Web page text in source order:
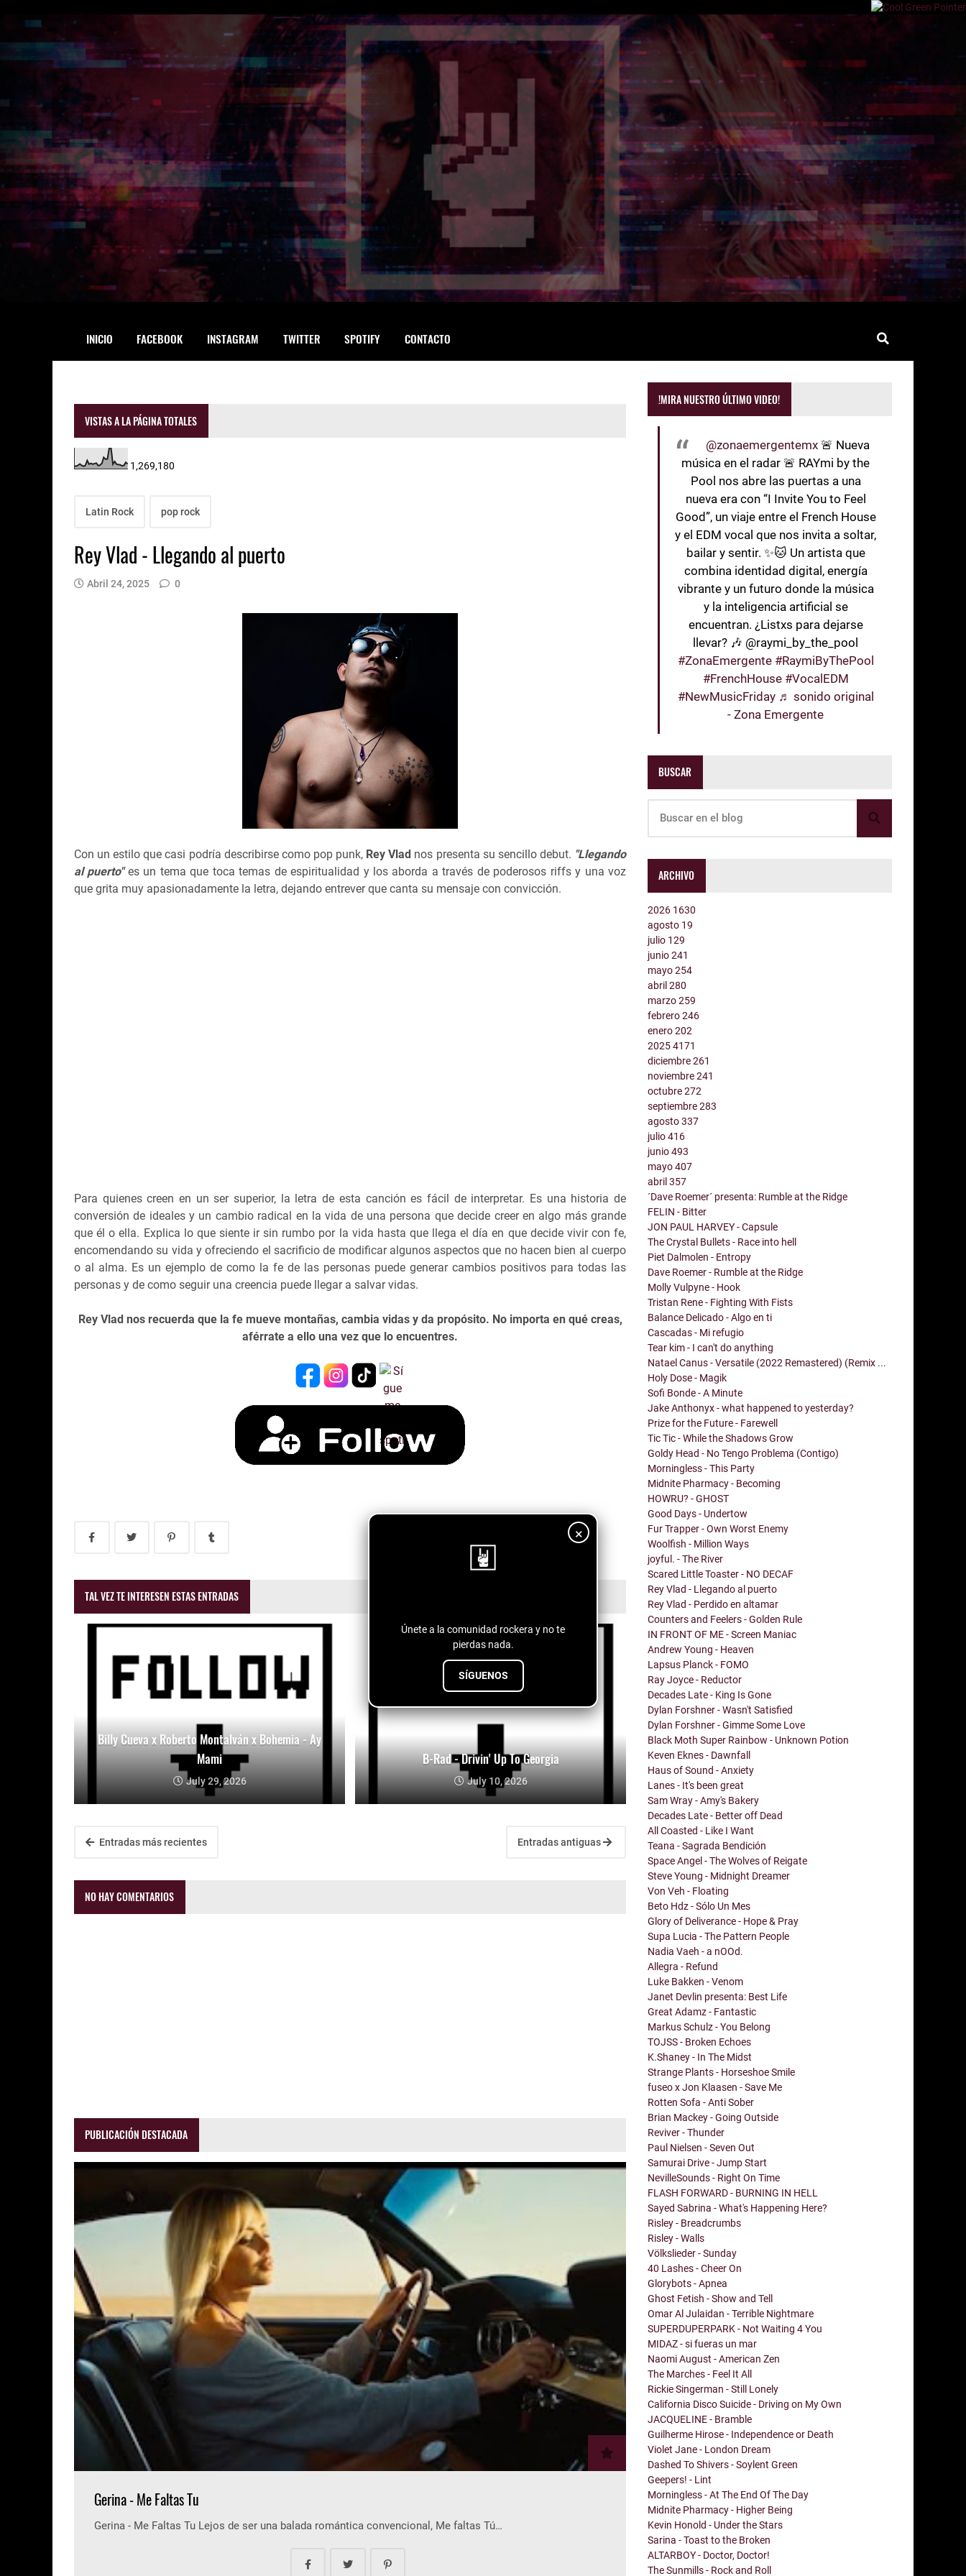
INICIO FACEBOOK INSTAGRAM TWITTER SPOTIFY CONTACTO
×
Únete a la comunidad rockera y no te
pierdas nada.
SÍGUENOS
VISTAS A LA PÁGINA TOTALES
1,269,180
Latin Rock pop rock
Rey Vlad - Llegando al puerto
Abril 24, 2025 0
Con un estilo que casi podría describirse como pop punk, Rey Vlad nos presenta su sencillo debut. "Llegando
al puerto"es un tema que toca temas de espiritualidad y los aborda a través de poderosos riffs y una voz
que grita muy apasionadamente la letra, dejando entrever que canta su mensaje con convicción.
Para quienes creen en un ser superior, la letra de esta canción es fácil de interpretar. Es una historia de
conversión de ideales y un cambio radical en la vida de una persona que decide creer en algo más grande
que él o ella. Explica lo que siente ir sin rumbo por la vida hasta que llega el día en que decide vivir con fe,
encomendando su vida y ofreciendo el sacrificio de modificar algunos aspectos que no hacen bien al cuerpo
o al alma. Es un ejemplo de como la fe de las personas puede generar cambios positivos para todas las
personas y de como seguir una creencia puede llegar a salvar vidas.
Rey Vlad nos recuerda que la fe mueve montañas, cambia vidas y da propósito. No importa en qué creas,
aférrate a ello una vez que lo encuentres.
TAL VEZ TE INTERESEN ESTAS ENTRADAS
Billy Cueva x Roberto Montalván x Bohemia - Ay
Mami
July 29, 2026
B-Rad - Drivin' Up To Georgia
July 10, 2026
Entradas más recientes Entradas antiguas
NO HAY COMENTARIOS
PUBLICACIÓN DESTACADA
Gerina - Me Faltas Tu
Gerina - Me Faltas Tu Lejos de ser una balada romántica convencional, Me faltas Tú…
!MIRA NUESTRO ÚLTIMO VIDEO!
@zonaemergentemx 🚨 Nueva
música en el radar 🚨 RAYmi by the
Pool nos abre las puertas a una
nueva era con “I Invite You to Feel
Good”, un viaje entre el French House
y el EDM vocal que nos invita a soltar,
bailar y sentir. ✨🐱 Un artista que
combina identidad digital, energía
vibrante y un futuro donde la música
y la inteligencia artificial se
encuentran. ¿Listxs para dejarse
llevar? 🎶 @raymi_by_the_pool
#ZonaEmergente #RaymiByThePool
#FrenchHouse #VocalEDM
#NewMusicFriday ♬ sonido original
- Zona Emergente
BUSCAR
ARCHIVO
2026 1630
agosto 19
julio 129
junio241
mayo254
abril280
marzo259
febrero246
enero202
20254171
diciembre261
noviembre241
octubre272
septiembre283
agosto337
julio416
junio493
mayo407
abril357
´Dave Roemer´ presenta: Rumble at the Ridge
FELIN - Bitter
JON PAUL HARVEY - Capsule
The Crystal Bullets - Race into hell
Piet Dalmolen - Entropy
Dave Roemer - Rumble at the Ridge
Molly Vulpyne - Hook
Tristan Rene - Fighting With Fists
Balance Delicado - Algo en ti
Cascadas - Mi refugio
Tear kim - I can't do anything
Natael Canus - Versatile (2022 Remastered) (Remix ...
Holy Dose - Magik
Sofi Bonde - A Minute
Jake Anthonyx - what happened to yesterday?
Prize for the Future - Farewell
Tic Tic - While the Shadows Grow
Goldy Head - No Tengo Problema (Contigo)
Morningless - This Party
Midnite Pharmacy - Becoming
HOWRU? - GHOST
Good Days - Undertow
Fur Trapper - Own Worst Enemy
Woolfish - Million Ways
joyful. - The River
Scared Little Toaster - NO DECAF
Rey Vlad - Llegando al puerto
Rey Vlad - Perdido en altamar
Counters and Feelers - Golden Rule
IN FRONT OF ME - Screen Maniac
Andrew Young - Heaven
Lapsus Planck - FOMO
Ray Joyce - Reductor
Decades Late - King Is Gone
Dylan Forshner - Wasn't Satisfied
Dylan Forshner - Gimme Some Love
Black Moth Super Rainbow - Unknown Potion
Keven Eknes - Dawnfall
Haus of Sound - Anxiety
Lanes - It's been great
Sam Wray - Amy's Bakery
Decades Late - Better off Dead
All Coasted - Like I Want
Teana - Sagrada Bendición
Space Angel - The Wolves of Reigate
Steve Young - Midnight Dreamer
Von Veh - Floating
Beto Hdz - Sólo Un Mes
Glory of Deliverance - Hope & Pray
Supa Lucia - The Pattern People
Nadia Vaeh - a nOOd.
Allegra - Refund
Luke Bakken - Venom
Janet Devlin presenta: Best Life
Great Adamz - Fantastic
Markus Schulz - You Belong
TOJSS - Broken Echoes
K.Shaney - In The Midst
Strange Plants - Horseshoe Smile
fuseo x Jon Klaasen - Save Me
Rotten Sofa - Anti Sober
Brian Mackey - Going Outside
Reviver - Thunder
Paul Nielsen - Seven Out
Samurai Drive - Jump Start
NevilleSounds - Right On Time
FLASH FORWARD - BURNING IN HELL
Sayed Sabrina - What's Happening Here?
Risley - Breadcrumbs
Risley - Walls
Völkslieder - Sunday
40 Lashes - Cheer On
Glorybots - Apnea
Ghost Fetish - Show and Tell
Omar Al Julaidan - Terrible Nightmare
SUPERDUPERPARK - Not Waiting 4 You
MIDAZ - si fueras un mar
Naomi August - American Zen
The Marches - Feel It All
Rickie Singerman - Still Lonely
California Disco Suicide - Driving on My Own
JACQUELINE - Bramble
Guilherme Hirose - Independence or Death
Violet Jane - London Dream
Dashed To Shivers - Soylent Green
Geepers! - Lint
Morningless - At The End Of The Day
Midnite Pharmacy - Higher Being
Kevin Honold - Under the Stars
Sarina - Toast to the Broken
ALTARBOY - Doctor, Doctor!
The Sunmills - Rock and Roll